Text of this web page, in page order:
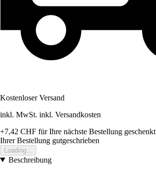
Kostenloser Versand
inkl. MwSt. inkl. Versandkosten
+7,42 CHF für Ihre nächste Bestellung geschenkt
Ihrer Bestellung gutgeschrieben
Loading...
Beschreibung